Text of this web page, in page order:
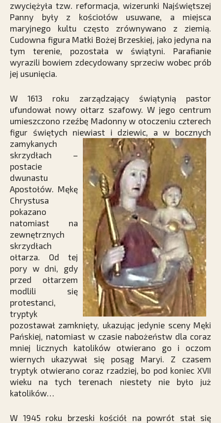
zwyciężyła tzw. reformacja, wizerunki Najświętszej
Panny były z kościołów usuwane, a miejsca
maryjnego kultu często zrównywano z ziemią.
Cudowna figura Matki Bożej Brzeskiej, jako jedyna na
tym terenie, pozostała w świątyni. Parafianie
wyrazili bowiem zdecydowany sprzeciw wobec prób
jej usunięcia.
W 1613 roku zarządzający świątynią pastor
ufundował nowy ołtarz szafowy. W jego centrum
umieszczono rzeźbę Madonny w otoczeniu czterech
figur świętych niewiast i dziewic, a w bocznych
zamykanych
skrzydłach –
postacie
dwunastu
Apostołów. Mękę
Chrystusa
pokazano
natomiast na
zewnętrznych
skrzydłach
ołtarza. Od tej
pory w dni, gdy
przed ołtarzem
modlili się
protestanci,
tryptyk
pozostawał zamknięty, ukazując jedynie sceny Męki
Pańskiej, natomiast w czasie nabożeństw dla coraz
mniej licznych katolików otwierano go i oczom
wiernych ukazywał się posąg Maryi. Z czasem
tryptyk otwierano coraz rzadziej, bo pod koniec XVII
wieku na tych terenach niestety nie było już
katolików…
W 1945 roku brzeski kościół na powrót stał się